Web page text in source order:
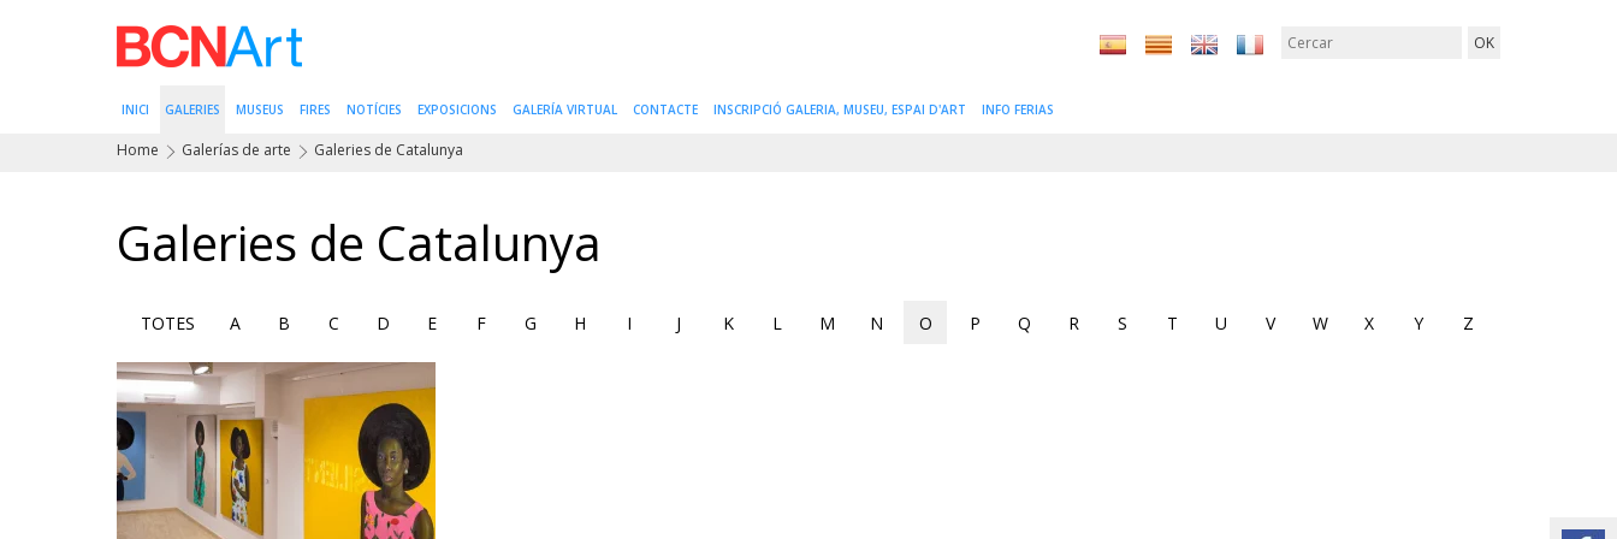
INICI GALERIES MUSEUS FIRES NOTÍCIES EXPOSICIONS GALERÍA VIRTUAL CONTACTE INSCRIPCIÓ GALERIA, MUSEU, ESPAI D'ART INFO FERIAS
Home Galerías de arte Galeries de Catalunya
Galeries de Catalunya
TOTES A B C D E F G H I J K L M N O P Q R S T U V W X Y Z